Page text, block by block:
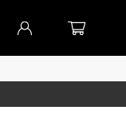
｜2026AW「マガジン」